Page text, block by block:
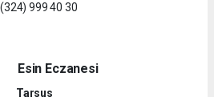
999 40 30
Esin Eczanesi
Tarsus